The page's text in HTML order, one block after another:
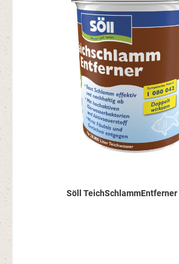
Söll TeichSchlammEntferner